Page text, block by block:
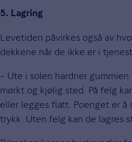
5. Lagring
Levetiden påvirkes også av
dekkene når de ikke er i
– Ute i solen hardner
mørkt og kjølig sted. På felg
eller legges flatt. Poenget er å
trykk. Uten felg kan de lagres